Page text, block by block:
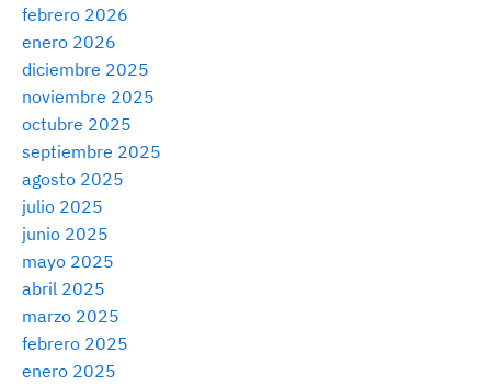
febrero 2026
enero 2026
diciembre 2025
noviembre 2025
octubre 2025
septiembre 2025
agosto 2025
julio 2025
junio 2025
mayo 2025
abril 2025
marzo 2025
febrero 2025
enero 2025